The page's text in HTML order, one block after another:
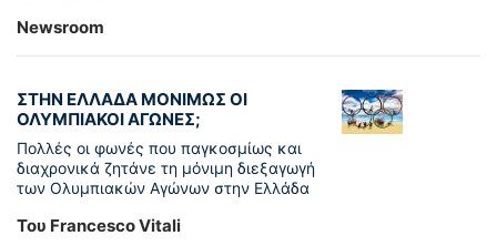
Newsroom
ΣΤΗΝ ΕΛΛΑΔΑ ΜΟΝΙΜΩΣ ΟΙ
ΟΛΥΜΠΙΑΚΟΙ ΑΓΩΝΕΣ;
Πολλές οι φωνές που παγκοσμίως και
διαχρονικά ζητάνε τη μόνιμη διεξαγωγή
των Ολυμπιακών Αγώνων στην Ελλάδα
Του Francesco Vitali